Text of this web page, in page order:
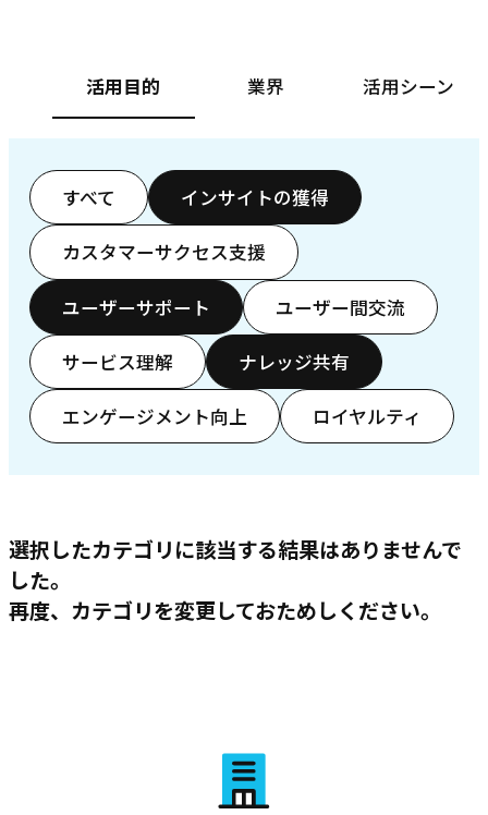
活用目的 業界 活用シーン
すべて インサイトの獲得
カスタマーサクセス支援
ユーザーサポート ユーザー間交流
サービス理解 ナレッジ共有
エンゲージメント向上 ロイヤルティ
選択したカテゴリに該当する結果はありませんで
した。
再度、カテゴリを変更しておためしください。